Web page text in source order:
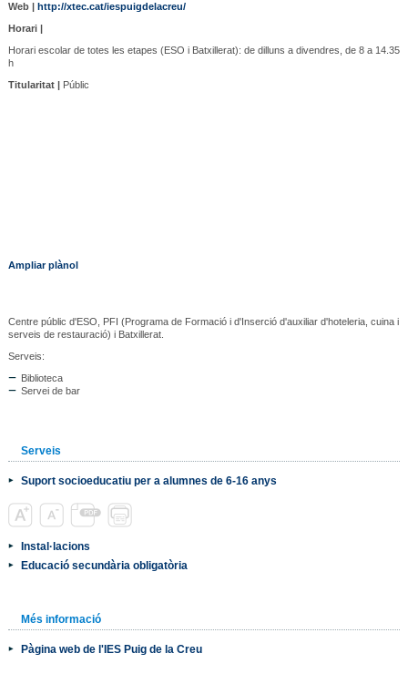
Web | http://xtec.cat/iespuigdelacreu/
Horari |
Horari escolar de totes les etapes (ESO i Batxillerat): de dilluns a divendres, de 8 a 14.35
h
Titularitat |Públic
Ampliar plànol
Centre públic d'ESO, PFI (Programa de Formació i d'Inserció d'auxiliar d'hoteleria, cuina i
serveis de restauració) i Batxillerat.
Serveis:
Biblioteca
Servei de bar
Serveis
Suport socioeducatiu per a alumnes de 6-16 anys
Instal·lacions
Educació secundària obligatòria
Més informació
Pàgina web de l'IES Puig de la Creu